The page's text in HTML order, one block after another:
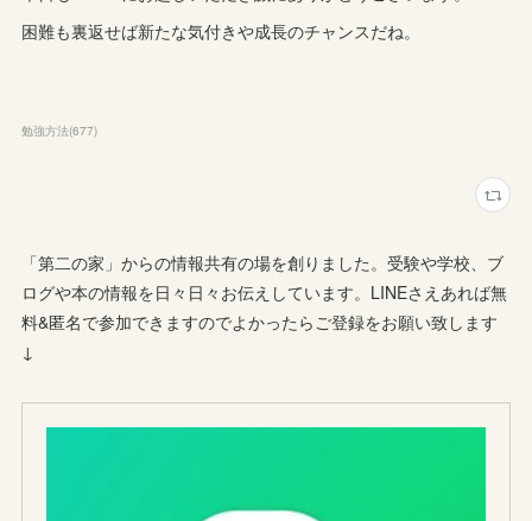
困難も裏返せば新たな気付きや成長のチャンスだね。
勉強方法(677)
「第二の家」からの情報共有の場を創りました。受験や学校、ブ
ログや本の情報を日々日々お伝えしています。LINEさえあれば無
料&匿名で参加できますのでよかったらご登録をお願い致します
↓